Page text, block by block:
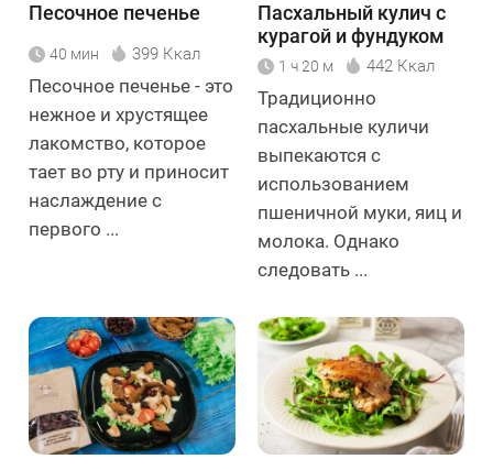
Песочное печенье
40 мин 399 Ккал
Песочное печенье - это
нежное и хрустящее
лакомство, которое
тает во рту и приносит
наслаждение с
первого ...
Пасхальный кулич с
курагой и фундуком
1 ч 20 м 442 Ккал
Традиционно
пасхальные куличи
выпекаются с
использованием
пшеничной муки, яиц и
молока. Однако
следовать ...